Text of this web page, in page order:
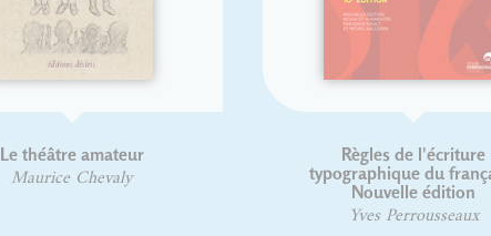
Le théâtre amateur
Maurice Chevaly
Règles de l'écriture
typographique du
Nouvelle édition
Yves Perrousseaux